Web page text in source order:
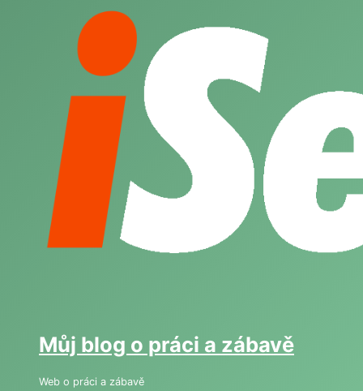
Můj blog o práci a zábavě
Web o práci a zábavě